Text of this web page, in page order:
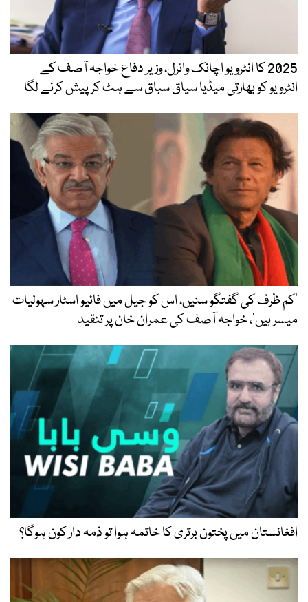
2025 کا انٹرویو اچانک وائرل، وزیر دفاع خواجہ آصف کے
انٹرویو کو بھارتی میڈیا سیاق سباق سے ہٹ کر پیش کرنے لگا
’کم ظرف کی گفتگو سنیں، اس کو جیل میں فائیو اسٹار سہولیات
میسر ہیں‘، خواجہ آصف کی عمران خان پر تنقید
افغانستان میں پختون برتری کا خاتمہ ہوا تو ذمہ دار کون ہوگا؟